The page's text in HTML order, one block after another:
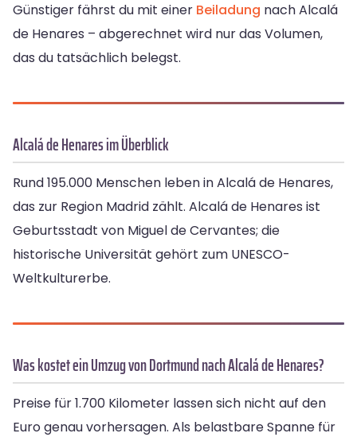
Günstiger fährst du mit einer Beiladung nach Alcalá
de Henares – abgerechnet wird nur das Volumen,
das du tatsächlich belegst.
Alcalá de Henares im Überblick
Rund 195.000 Menschen leben in Alcalá de Henares,
das zur Region Madrid zählt. Alcalá de Henares ist
Geburtsstadt von Miguel de Cervantes; die
historische Universität gehört zum UNESCO-
Weltkulturerbe.
Was kostet ein Umzug von Dortmund nach Alcalá de Henares?
Preise für 1.700 Kilometer lassen sich nicht auf den
Euro genau vorhersagen. Als belastbare Spanne für